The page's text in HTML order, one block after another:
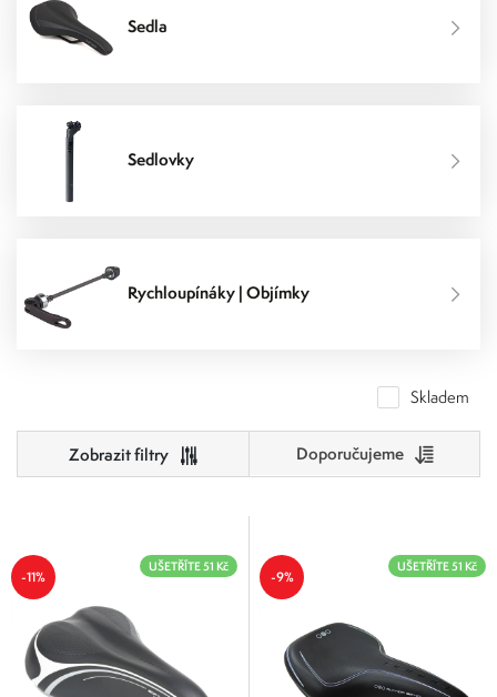
Sedla
Sedlovky
Rychloupínáky | Objímky
Skladem
Doporučujeme
0
Výrobci
FORCE
Author
SHIMANO
-11%
UŠETŘÍTE 51 Kč
-9%
UŠETŘÍTE 51 Kč